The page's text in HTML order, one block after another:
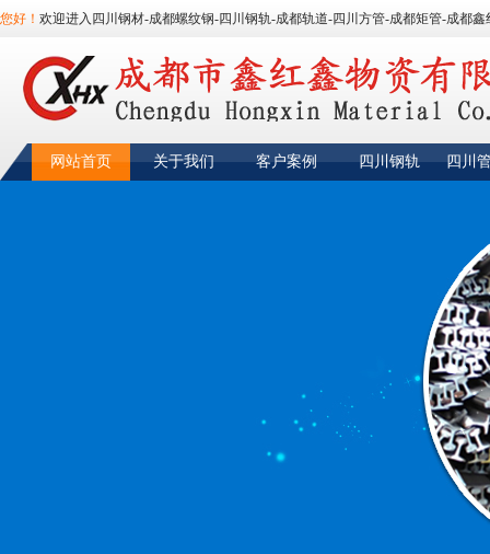
您好！ 欢迎进入四川钢材-成都螺纹钢-四川钢轨-成都轨道-四川方管-成都矩管-成都
网站首页 关于我们 客户案例 四川钢轨 四川